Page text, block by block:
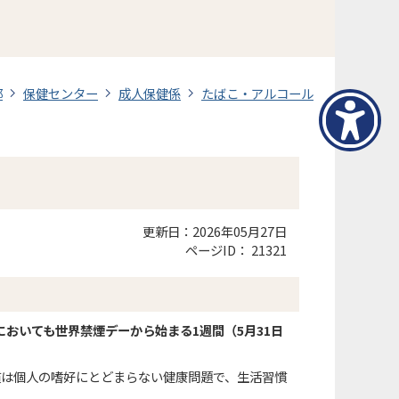
保健センター 成人保健係 たばこ・アルコール
更新日：2026年05月27日
ページID： 21321
おいても世界禁煙デーから始まる1週間（5月31日
個人の嗜好にとどまらない健康問題で、生活習慣